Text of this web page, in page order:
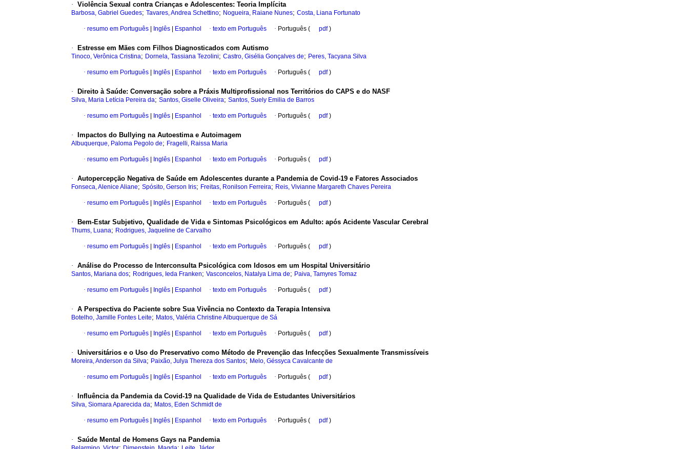
· Violência Sexual contra Crianças e Adolescentes: Teoria Implícita
Barbosa, Gabriel Guedes; Tavares, Andrea Schettino; Nogueira, Raiane Nunes; Costa, Liana Fortunato
· resumo em Português Inglês Espanhol · texto em Português · Português ( pdf)
· Estresse em Mães com Filhos Diagnosticados com Autismo
Tinoco, Verônica Cristina; Dornela, Tassiana Tezolini; Castro, Gisélia Gonçalves de; Peres, Tacyana Silva
· resumo em Português Inglês Espanhol · texto em Português · Português ( pdf)
· Direito à Saúde: Conversação sobre a Práxis Multiprofissional nos Territórios do CAPS e do NASF
Silva, Maria Letícia Pereira da; Santos, Giselle Oliveira; Santos, Suely Emilia de Barros
· resumo em Português Inglês Espanhol · texto em Português · Português ( pdf)
· Impactos do Bullying na Autoestima e Autoimagem
Albuquerque, Paloma Pegolo de; Fragelli, Raissa Maria
· resumo em Português Inglês Espanhol · texto em Português · Português ( pdf)
· Autopercepção Negativa de Saúde em Adolescentes durante a Pandemia de Covid-19 e Fatores Associados
Fonseca, Alenice Aliane; Spósito, Gerson Iris; Freitas, Ronilson Ferreira; Reis, Vivianne Margareth Chaves Pereira
· resumo em Português Inglês Espanhol · texto em Português · Português ( pdf)
· Bem-Estar Subjetivo, Qualidade de Vida e Sintomas Psicológicos em Adulto: após Acidente Vascular Cerebral
Thums, Luana; Rodrigues, Jaqueline de Carvalho
· resumo em Português Inglês Espanhol · texto em Português · Português ( pdf)
· Análise do Processo de Interconsulta Psicológica com Idosos em um Hospital Universitário
Santos, Mariana dos; Rodrigues, Ieda Franken; Vasconcelos, Natalya Lima de; Paiva, Tamyres Tomaz
· resumo em Português Inglês Espanhol · texto em Português · Português ( pdf)
· A Perspectiva do Paciente sobre Sua Vivência no Contexto da Terapia Intensiva
Botelho, Jamille Fontes Leite; Matos, Valéria Christine Albuquerque de Sá
· resumo em Português Inglês Espanhol · texto em Português · Português ( pdf)
· Universitários e o Uso do Preservativo como Método de Prevenção das Infecções Sexualmente Transmissíveis
Moreira, Anderson da Silva; Paixão, Julya Thereza dos Santos; Melo, Géssyca Cavalcante de
· resumo em Português Inglês Espanhol · texto em Português · Português ( pdf)
· Influência da Pandemia da Covid-19 na Qualidade de Vida de Estudantes Universitários
Silva, Siomara Aparecida da; Matos, Eden Schmidt de
· resumo em Português Inglês Espanhol · texto em Português · Português ( pdf)
· Saúde Mental de Homens Gays na Pandemia